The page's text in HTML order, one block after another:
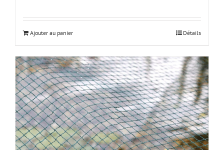
Ajouter au panier Détails